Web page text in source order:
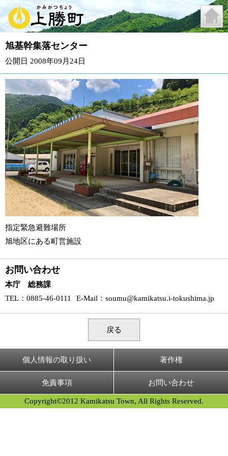
旭基幹集落センター
公開日 2008年09月24日
指定緊急避難場所
旭地区にある町営施設
お問い合わせ
本庁 総務課
TEL ：0885-46-0111 E-Mail ： soumu@kamikatsu.i-tokushima.jp
戻る
個人情報の取り扱い 著作権
免責事項 お問い合わせ
Copyright©2012 Kamikatsu Town, All Rights Reserved.